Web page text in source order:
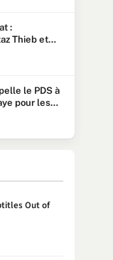
:
Thieb et
le PDS à
pour les
Out of